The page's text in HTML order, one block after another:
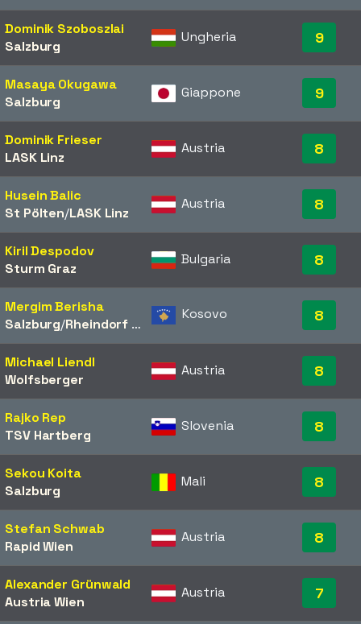
Dominik Szoboszlai
Salzburg
Ungheria 9
Masaya Okugawa
Salzburg
Giappone 9
Dominik Frieser
LASK Linz
Austria 8
Husein Balic
St Pölten/​LASK Linz
Austria 8
Kiril Despodov
Sturm Graz
Bulgaria 8
Mergim Berisha
Salzburg/​Rheindorf Altach
Kosovo 8
Michael Liendl
Wolfsberger
Austria 8
Rajko Rep
TSV Hartberg
Slovenia 8
Sekou Koita
Salzburg
Mali 8
Stefan Schwab
Rapid Wien
Austria 8
Alexander Grünwald
Austria Wien
Austria 7